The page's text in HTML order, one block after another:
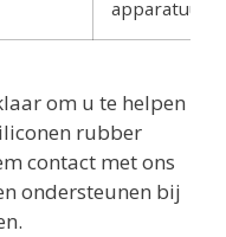
apparatuur
om u te helpen
rubber
contact met ons
ondersteunen bij